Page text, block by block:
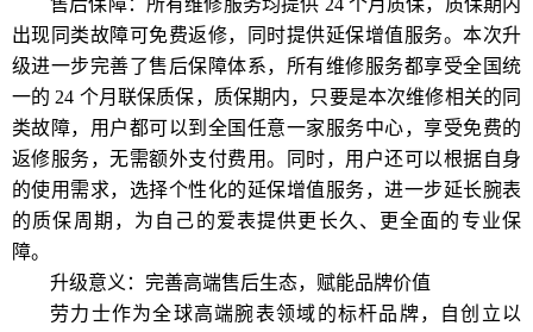
售后保障：所有维修服务均提供 24 个月质保，质保期内
出现同类故障可免费返修，同时提供延保增值服务。本次升
级进一步完善了售后保障体系，所有维修服务都享受全国统
一的 24 个月联保质保，质保期内，只要是本次维修相关的同
类故障，用户都可以到全国任意一家服务中心，享受免费的
返修服务，无需额外支付费用。同时，用户还可以根据自身
的使用需求，选择个性化的延保增值服务，进一步延长腕表
的质保周期，为自己的爱表提供更长久、更全面的专业保
障。
升级意义：完善高端售后生态，赋能品牌价值
劳力士作为全球高端腕表领域的标杆品牌，自创立以